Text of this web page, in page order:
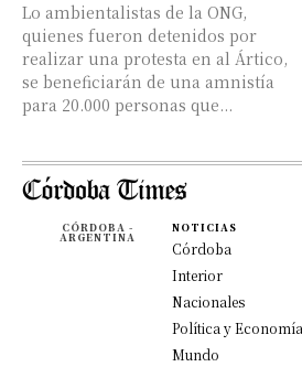
Lo ambientalistas de la ONG,
quienes fueron detenidos por
realizar una protesta en al Ártico,
se beneficiarán de una amnistía
para 20.000 personas que...
CÓRDOBA -
ARGENTINA
NOTICIAS
Córdoba
Interior
Nacionales
Política y Economía
Mundo